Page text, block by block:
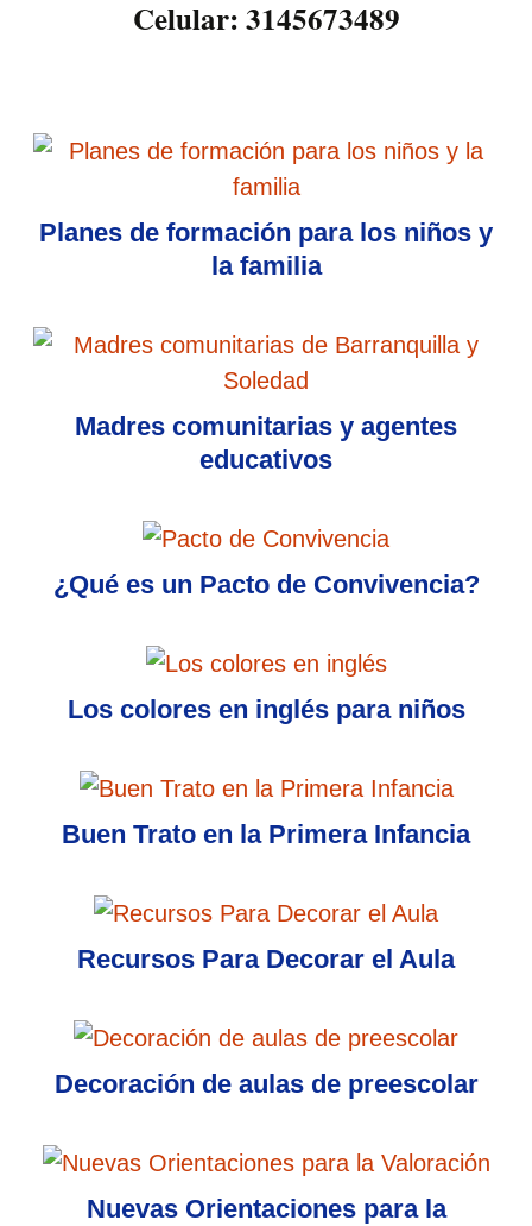
Celular: 3145673489
Planes de formación para los niños y
la familia
Madres comunitarias y agentes
educativos
¿Qué es un Pacto de Convivencia?
Los colores en inglés para niños
Buen Trato en la Primera Infancia
Recursos Para Decorar el Aula
Decoración de aulas de preescolar
Nuevas Orientaciones para la